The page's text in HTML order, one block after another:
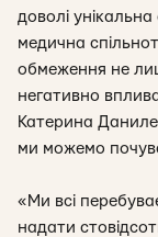
доволі
медична
обмеження не
негативно
Катерина
ми можемо
«Ми всі
надати